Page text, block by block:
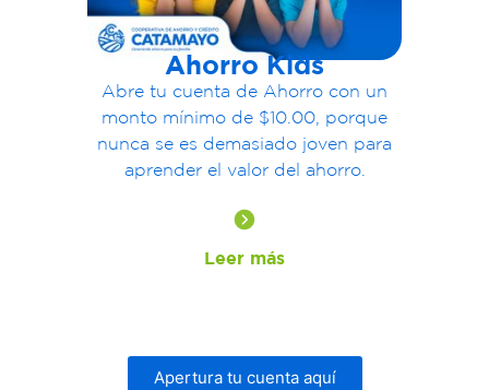
Ahorro Kids
Abre tu cuenta de Ahorro con un
monto mínimo de $10.00, porque
nunca se es demasiado joven para
aprender el valor del ahorro.
Leer más
Apertura tu cuenta aquí